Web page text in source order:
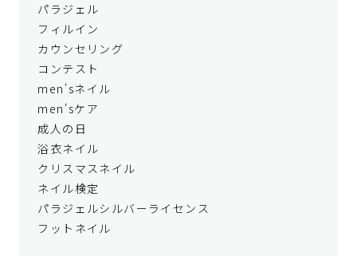
パラジェル
フィルイン
カウンセリング
コンテスト
men'sネイル
men'sケア
成人の日
浴衣ネイル
クリスマスネイル
ネイル検定
パラジェルシルバーライセンス
フットネイル